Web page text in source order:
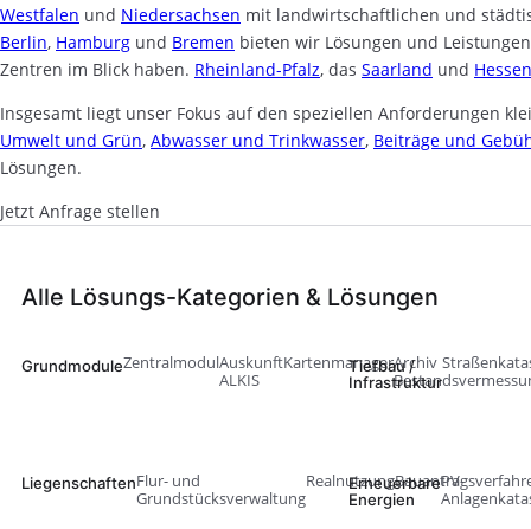
Westfalen und Niedersachsen mit landwirtschaftlichen und
Berlin, Hamburg und Bremen bieten wir Lösungen und
Zentren im Blick haben. Rheinland-Pfalz, das Saarland und Hessen
Insgesamt liegt unser Fokus auf den speziellen Anforderungen
Umwelt und Grün, Abwasser und Trinkwasser, Beiträge und
Lösungen.
Jetzt Anfrage stellen
Alle Lösungs-Kategorien & Lösungen
GrundmoduleZentralmodulAuskunft
ALKIS
KartenmanagerArchiv
LiegenschaftenFlur- und
Grundstücksverwaltung
Realnutzung
Tiefbau /
Infrastruktur
Erneuerbare
Energien
PV-